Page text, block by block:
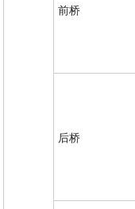
前桥
后桥